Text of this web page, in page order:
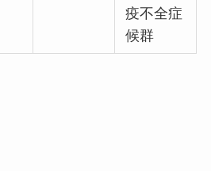
疫不全症
候群